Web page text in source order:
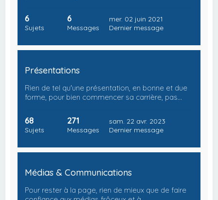
6
Sujets
6
Messages
mer. 02 juin 2021
Dernier message
Présentations
Rien de tel qu'une présentation, en bonne et due
forme, pour bien commencer sa carrière, pas…
68
Sujets
271
Messages
sam. 22 avr. 2023
Dernier message
Médias & Communications
Pour rester à la page, rien de mieux que de faire